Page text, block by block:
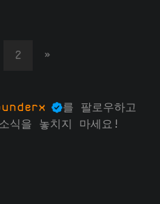
2 »
를 팔로우하고
식을 놓치지 마세요!